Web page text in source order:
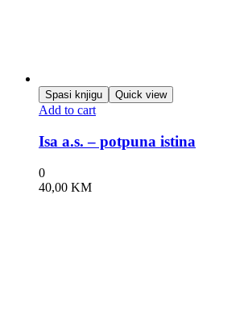
Spasi knjigu Quick view
Add to cart
Isa a.s. – potpuna istina
0
40,00 KM